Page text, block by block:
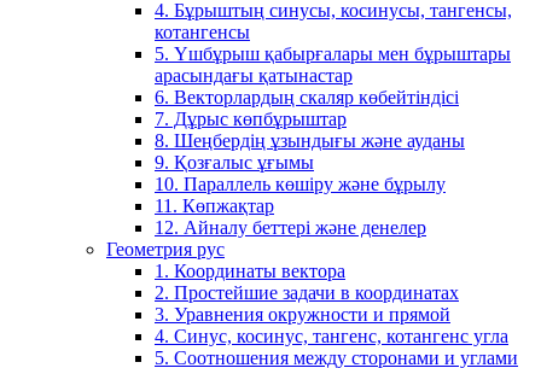
4. Бұрыштың синусы, косинусы, тангенсы,
котангенсы
5. Үшбұрыш қабырғалары мен бұрыштары
арасындағы қатынастар
6. Векторлардың скаляр көбейтіндісі
7. Дұрыс көпбұрыштар
8. Шеңбердің ұзындығы және ауданы
9. Қозғалыс ұғымы
10. Параллель көшіру және бұрылу
11. Көпжақтар
12. Айналу беттері және денелер
Геометрия рус
1. Координаты вектора
2. Простейшие задачи в координатах
3. Уравнения окружности и прямой
4. Синус, косинус, тангенс, котангенс угла
5. Соотношения между сторонами и углами